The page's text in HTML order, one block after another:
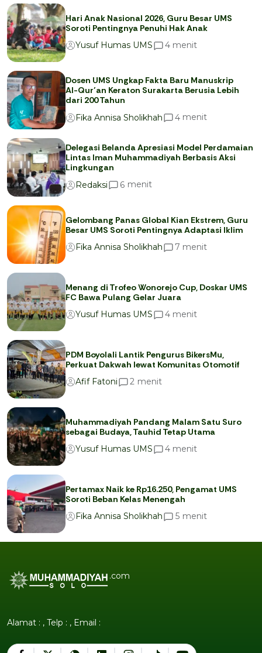
Hari Anak Nasional 2026, Guru Besar UMS
Soroti Pentingnya Penuhi Hak Anak
Yusuf Humas UMS
4 menit
Dosen UMS Ungkap Fakta Baru Manuskrip
Al-Qur’an Keraton Surakarta Berusia Lebih
dari 200 Tahun
Fika Annisa Sholikhah
4 menit
Delegasi Belanda Apresiasi Model Perdamaian
Lintas Iman Muhammadiyah Berbasis Aksi
Lingkungan
Redaksi
6 menit
Gelombang Panas Global Kian Ekstrem, Guru
Besar UMS Soroti Pentingnya Adaptasi Iklim
Fika Annisa Sholikhah
7 menit
Menang di Trofeo Wonorejo Cup, Doskar UMS
FC Bawa Pulang Gelar Juara
Yusuf Humas UMS
4 menit
PDM Boyolali Lantik Pengurus BikersMu,
Perkuat Dakwah lewat Komunitas Otomotif
Afif Fatoni
2 menit
Muhammadiyah Pandang Malam Satu Suro
sebagai Budaya, Tauhid Tetap Utama
Yusuf Humas UMS
4 menit
Pertamax Naik ke Rp16.250, Pengamat UMS
Soroti Beban Kelas Menengah
Fika Annisa Sholikhah
5 menit
.com
Alamat : , Telp : , Email :